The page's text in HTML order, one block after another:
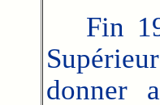
Fin
donner